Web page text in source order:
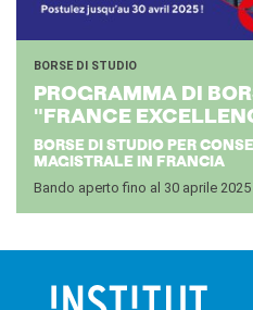
BORSE DI STUDIO
PRO­GRAM­MA DI
"FRAN­CE
BORSE DI STUDIO PER
MAGISTRALE IN FRANCIA
Bando aperto fino al 30 aprile 2025